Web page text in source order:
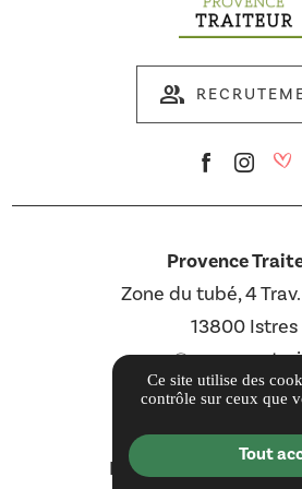
group
Provence
Zone du tubé, 4
13800 Istres
04 12 16 00
Guide local
Informations
Ce site utilise des
contrôle sur ceux que
Tout